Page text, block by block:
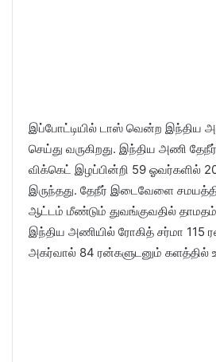
இப்போட்டியில் டாஸ் வென்ற இந்திய
செய்து வருகிறது. இந்திய அணி
விக்கெட் இழப்பின்றி 59 ஓவர்களில்
இருந்தது. தேநீர் இடைவேளை
ஆட்டம் மீண்டும் துவங்குவதில் தாமதம்
இந்திய அணியில் ரோகித் சர்மா 115
அகர்வால் 84 ரன்களுடனும் களத்தில்